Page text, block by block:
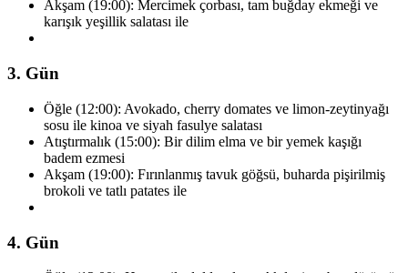
Akşam (19:00): Mercimek çorbası, tam buğday ekmeği ve
karışık yeşillik salatası ile
3. Gün
Öğle (12:00): Avokado, cherry domates ve limon-zeytinyağı
sosu ile kinoa ve siyah fasulye salatası
Atıştırmalık (15:00): Bir dilim elma ve bir yemek kaşığı
badem ezmesi
Akşam (19:00): Fırınlanmış tavuk göğsü, buharda pişirilmiş
brokoli ve tatlı patates ile
4. Gün